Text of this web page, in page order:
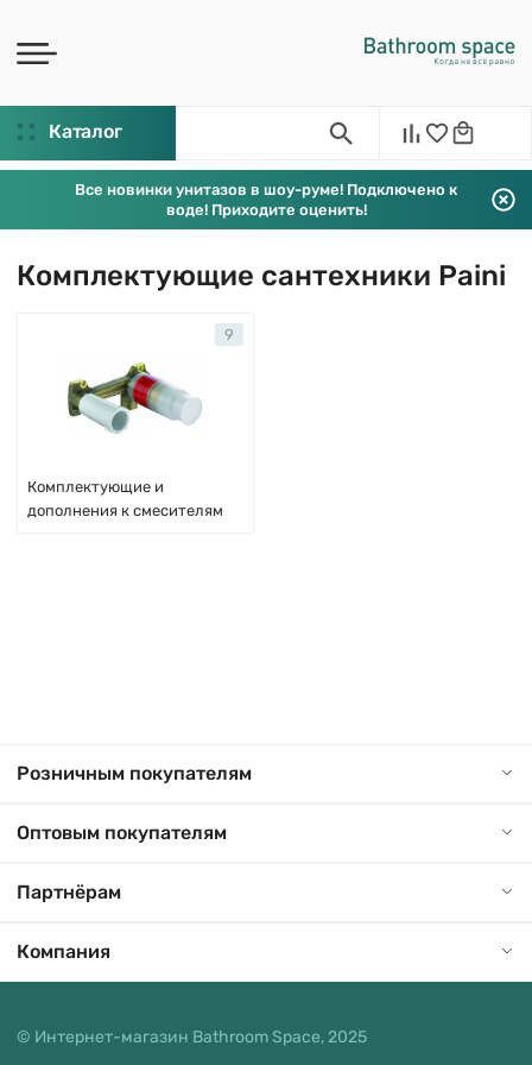
Каталог
Все новинки унитазов в шоу-руме! Подключено к
воде! Приходите оценить!
Комплектующие сантехники Paini
Комплектующие и
дополнения к смесителям
9
Розничным покупателям
Оптовым покупателям
Партнёрам
Компания
© Интернет-магазин Bathroom Space, 2025